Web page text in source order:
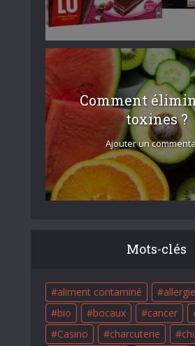
Comment
toxines ?
Ajouter un
Mots-clés
aliment contaminé allergie
bio
bocaux cancer
Casino
charcuterie